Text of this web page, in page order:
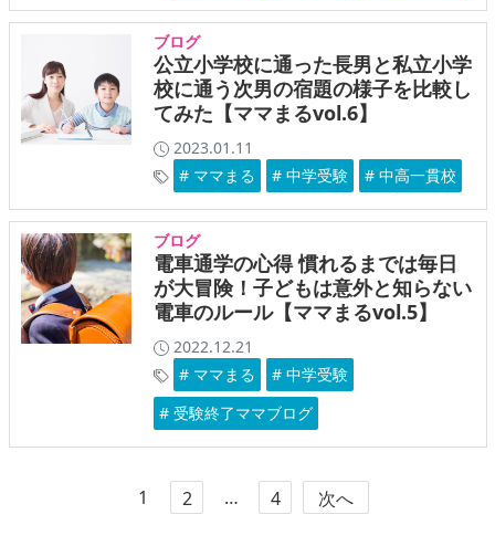
ブログ
公立小学校に通った長男と私立小学
校に通う次男の宿題の様子を比較し
てみた【ママまるvol.6】
2023.01.11
# ママまる
# 中学受験 # 中高一貫校
ブログ
電車通学の心得 慣れるまでは毎日
が大冒険！子どもは意外と知らない
電車のルール【ママまるvol.5】
2022.12.21
# ママまる
# 中学受験
# 受験終了ママブログ
1 2 … 4 次へ